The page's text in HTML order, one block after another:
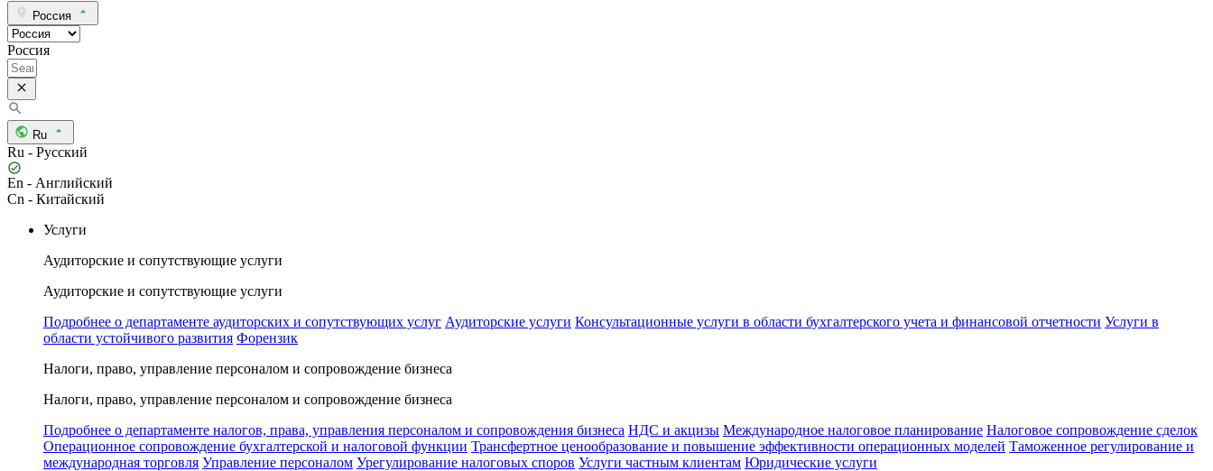
Россия
Россия
Ru
Ru - Русский
En - Английский
Cn - Китайский
Услуги
Аудиторские и сопутствующие услуги
Аудиторские и сопутствующие услуги
Подробнее о департаменте аудиторских и сопутствующих услуг Аудиторские услуги Консультационные услуги в области бухгалтерского учета и финансовой отчетности Услуги в
области устойчивого развития Форензик
Налоги, право, управление персоналом и сопровождение бизнеса
Налоги, право, управление персоналом и сопровождение бизнеса
Подробнее о департаменте налогов, права, управления персоналом и сопровождения бизнеса НДС и акцизы Международное налоговое планирование Налоговое сопровождение сделок
Операционное сопровождение бухгалтерской и налоговой функции Трансфертное ценообразование и повышение эффективности операционных моделей Таможенное регулирование и
международная торговля Управление персоналом Урегулирование налоговых споров Услуги частным клиентам Юридические услуги